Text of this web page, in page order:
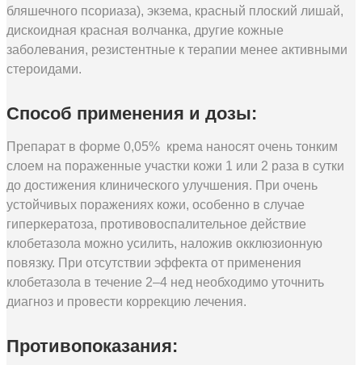
бляшечного псориаза), экзема, красный плоский лишай,
дискоидная красная волчанка, другие кожные
заболевания, резистентные к терапии менее активными
стероидами.
Способ применения и дозы:
Препарат в форме 0,05% крема наносят очень тонким
слоем на пораженные участки кожи 1 или 2 раза в сутки
до достижения клинического улучшения. При очень
устойчивых поражениях кожи, особенно в случае
гиперкератоза, противовоспалительное действие
клобетазола можно усилить, наложив окклюзионную
повязку. При отсутствии эффекта от применения
клобетазола в течение 2–4 нед необходимо уточнить
диагноз и провести коррекцию лечения.
Противопоказания: